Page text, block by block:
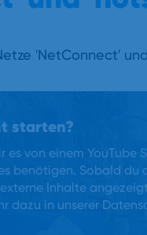
'NetConnect'
starten?
es von einem
benötigen. Sobald
Inhalte
dazu in unserer